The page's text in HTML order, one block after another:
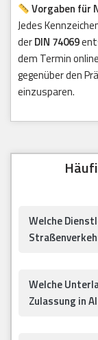
Vorgaben für
Jedes
derDIN 74069
dem Termin
gegenüber den
einzusparen.
Welche
Welche
Zulassung in